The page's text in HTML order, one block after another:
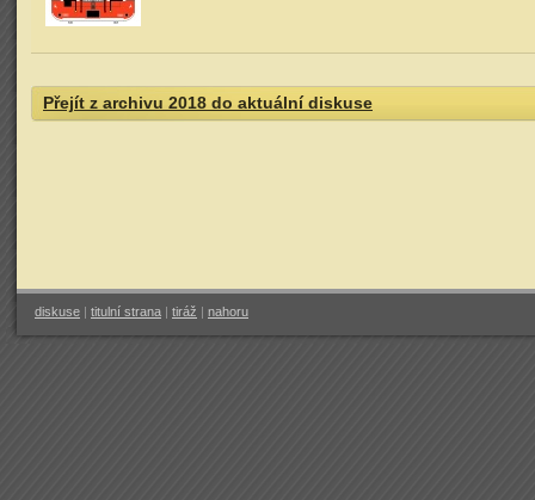
Přejít z archivu 2018 do aktuální diskuse
diskuse | titulní strana | tiráž | nahoru